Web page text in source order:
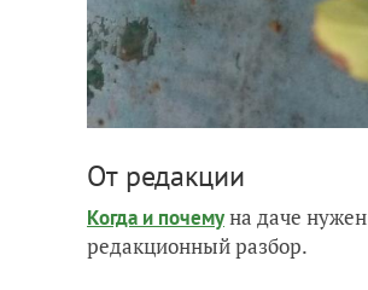
От редакции
Когда и почемуна даче
редакционный разбор.